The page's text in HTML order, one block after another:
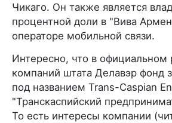
Чикаго. Он также является
процентной доли в "Вива
операторе мобильной связи.
Интересно, что в официальном
компаний штата Делавэр фонд
под названием Trans-Caspian
"Транскаспийский
То есть интересы компании